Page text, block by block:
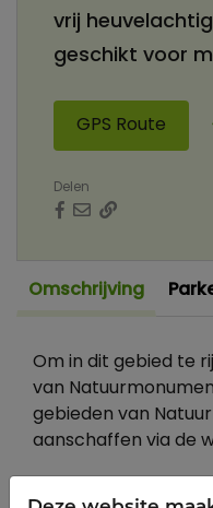
vrij
geschikt voor
GPS Route
Delen
Omschrijving
Om in dit gebied te
van
gebieden van
aanschaffen via de